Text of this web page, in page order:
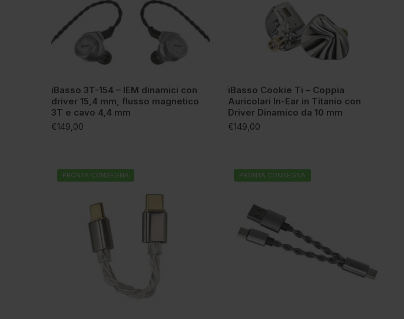
iBasso 3T-154 – IEM dinamici con
driver 15,4 mm, flusso magnetico
3T e cavo 4,4 mm
€149,00
iBasso Cookie Ti – Coppia
Auricolari In-Ear in Titanio con
Driver Dinamico da 10 mm
€149,00
PRONTA CONSEGNA PRONTA CONSEGNA